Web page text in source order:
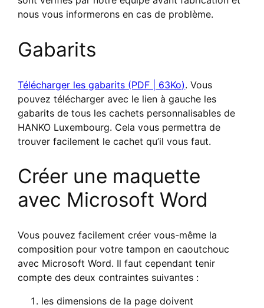
nous vous informerons en cas de problème.
Gabarits
Télécharger les gabarits (PDF | 63Ko). Vous
pouvez télécharger avec le lien à gauche les
gabarits de tous les cachets personnalisables de
HANKO Luxembourg. Cela vous permettra de
trouver facilement le cachet qu’il vous faut.
Créer une maquette
avec Microsoft Word
Vous pouvez facilement créer vous-même la
composition pour votre tampon en caoutchouc
avec Microsoft Word. Il faut cependant tenir
compte des deux contraintes suivantes :
les dimensions de la page doivent